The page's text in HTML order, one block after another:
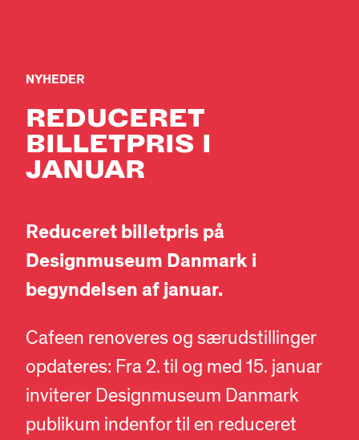
NYHEDER
REDUCERET
BILLETPRIS I
JANUAR
Reduceret billetpris på
Designmuseum Danmark i
begyndelsen af januar.
Cafeen renoveres og særudstillinger
opdateres: Fra 2. til og med 15. januar
inviterer Designmuseum Danmark
publikum indenfor til en reduceret